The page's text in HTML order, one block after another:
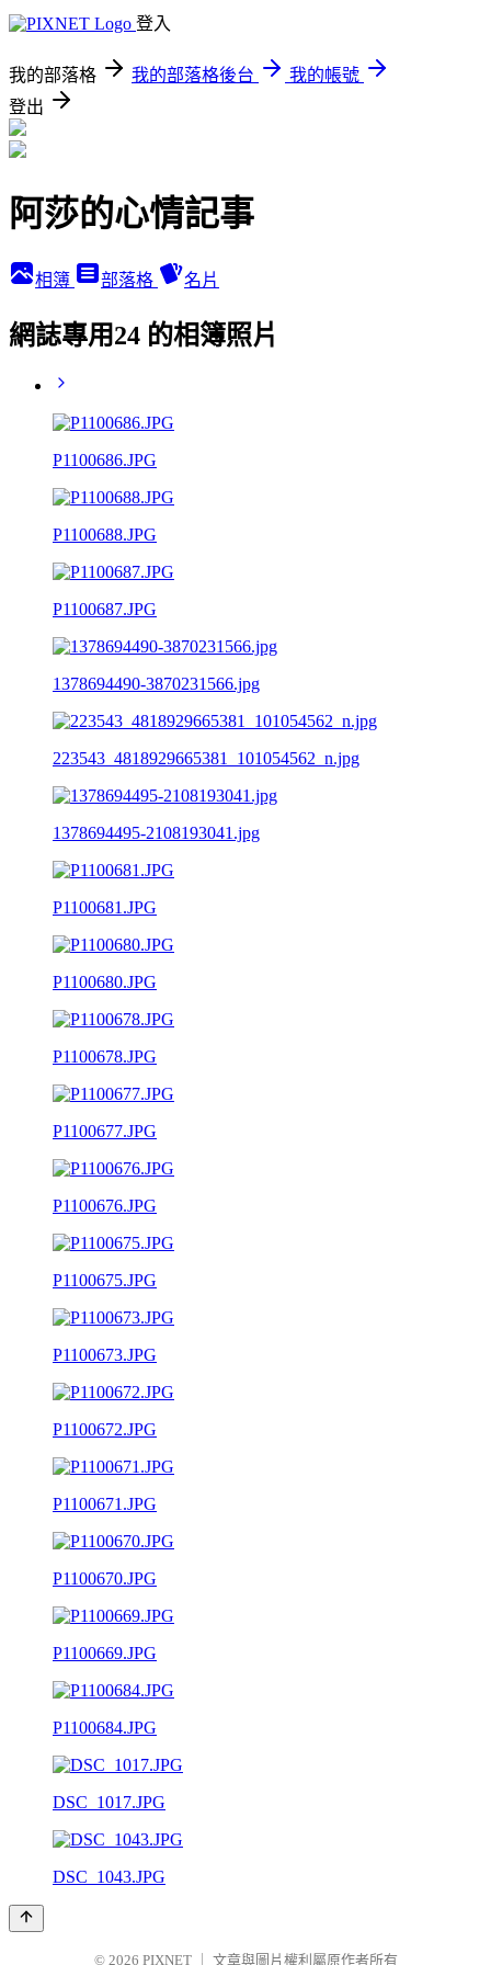
登入
我的部落格 我的部落格後台
我的帳號
登出
阿莎的心情記事
相簿 部落格 名片
網誌專用24 的相簿照片
P1100686.JPG
P1100688.JPG
P1100687.JPG
1378694490-3870231566.jpg
223543_4818929665381_101054562_n.jpg
1378694495-2108193041.jpg
P1100681.JPG
P1100680.JPG
P1100678.JPG
P1100677.JPG
P1100676.JPG
P1100675.JPG
P1100673.JPG
P1100672.JPG
P1100671.JPG
P1100670.JPG
P1100669.JPG
P1100684.JPG
DSC_1017.JPG
DSC_1043.JPG
© 2026 PIXNET 文章與圖片權利屬原作者所有